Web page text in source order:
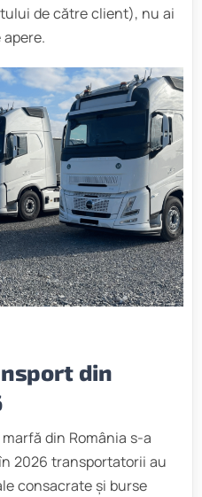
de către client), nu ai
din
din România s-a
2026 transportatorii au
consacrate și burse